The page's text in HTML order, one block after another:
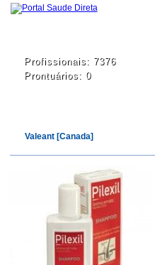
Profissionais: 7376
Prontuários: 0
Valeant [Canada]